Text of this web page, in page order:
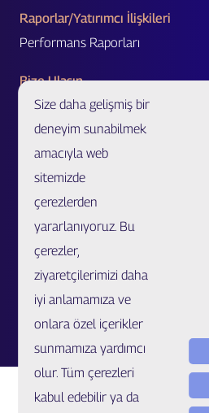
Size daha gelişmiş bir
deneyim sunabilmek
amacıyla web
sitemizde
çerezlerden
yararlanıyoruz. Bu
çerezler,
ziyaretçilerimizi daha
iyi anlamamıza ve
onlara özel içerikler
sunmamıza yardımcı
olur. Tüm çerezleri
kabul edebilir ya da
Raporlar/Yatırımcı İlişkileri
Performans Raporları
Bize Ulaşın
Acente Başvurusu
Acente/Broker Bul
Bölge Müdürlükleri ve İletişim
Özel Ürünler ve Uzatılmış Garanti
Sahtecilik Bildirim
Müşteri İlişkileri Merkezi
Kariyer
Talep / Öneri / Şikayet